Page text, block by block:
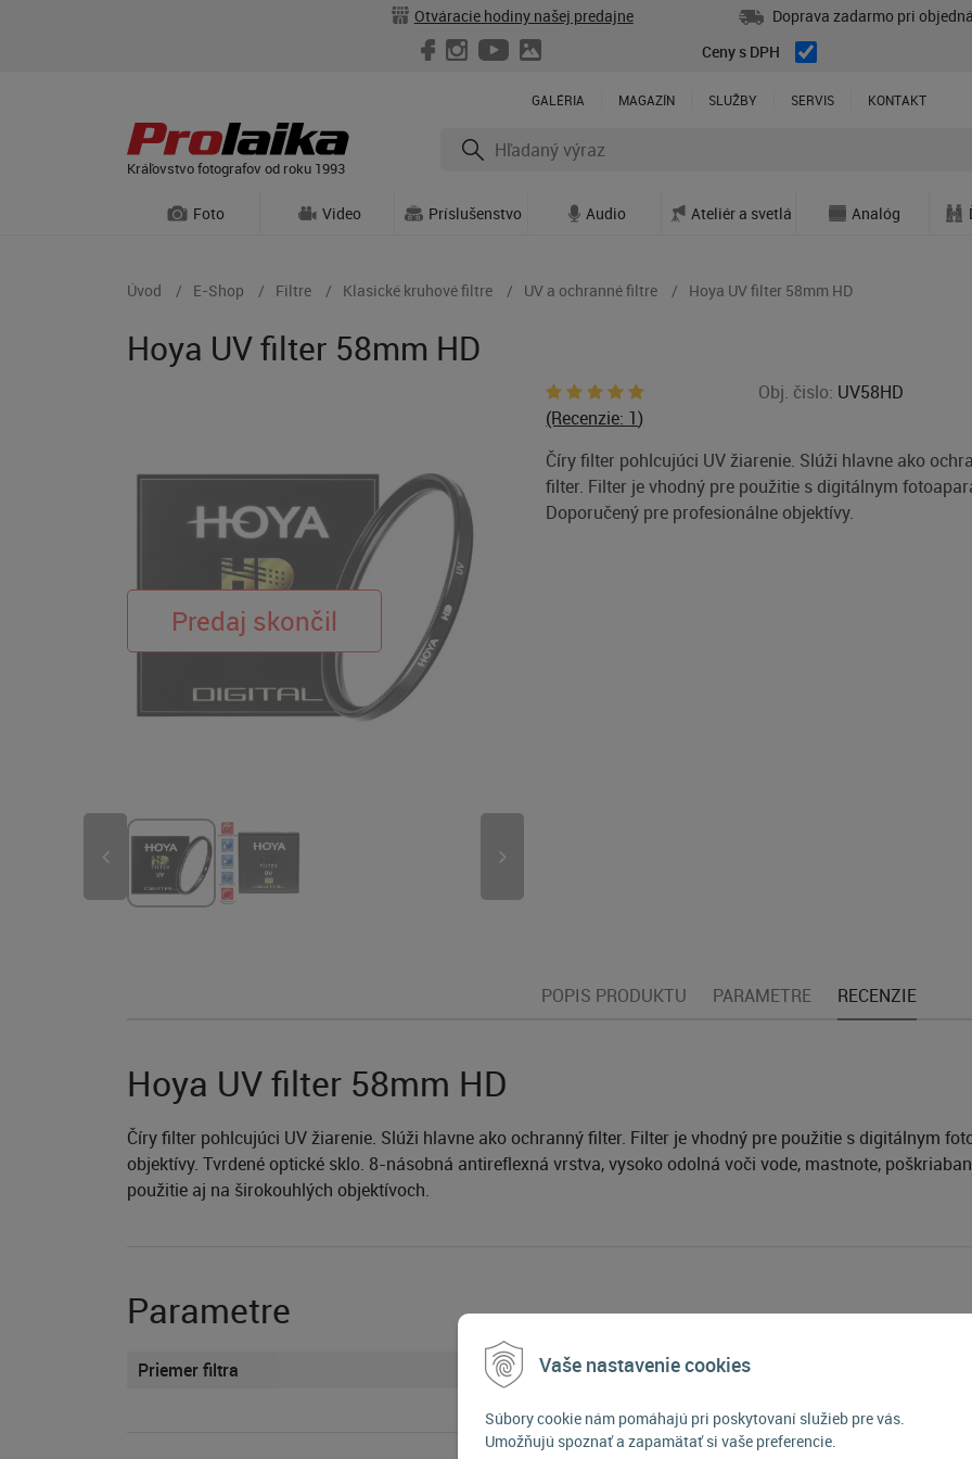
Vaše nastavenie cookies
Súbory cookie nám pomáhajú pri poskytovaní služieb pre vás.
Umožňujú spoznať a zapamätať si vaše preferencie.
Otváracie hodiny našej predajne
Doprava zadarmo pri
Ceny s DPH
GALÉRIA MAGAZÍN SLUŽBY SERVIS KONTAKT
Kráľovstvo fotografov od roku 1993
Foto Video Príslušenstvo Audio Ateliér a svetlá Analóg
Úvod E-Shop Filtre Klasické kruhové filtre UV a ochranné filtre Hoya UV filter 58mm HD
Hoya UV filter 58mm HD
(Recenzie: 1)
Obj. čislo: UV58HD
Číry filter pohlcujúci UV žiarenie. Slúži hlavne ako
filter. Filter je vhodný pre použitie s digitálnym
Doporučený pre profesionálne objektívy.
POPIS PRODUKTU PARAMETRE RECENZIE
Hoya UV filter 58mm HD
Číry filter pohlcujúci UV žiarenie. Slúži hlavne ako ochranný filter. Filter je vhodný pre použitie s digitálnym
objektívy. Tvrdené optické sklo. 8-násobná antireflexná vrstva, vysoko odolná voči vode, mastnote,
použitie aj na širokouhlých objektívoch.
Parametre
Priemer filtra 58 mm